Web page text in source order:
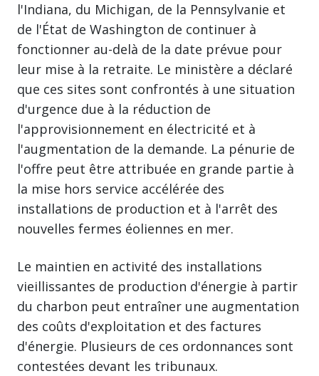
l'Indiana, du Michigan, de la Pennsylvanie et
de l'État de Washington de continuer à
fonctionner au-delà de la date prévue pour
leur mise à la retraite. Le ministère a déclaré
que ces sites sont confrontés à une situation
d'urgence due à la réduction de
l'approvisionnement en électricité et à
l'augmentation de la demande. La pénurie de
l'offre peut être attribuée en grande partie à
la mise hors service accélérée des
installations de production et à l'arrêt des
nouvelles fermes éoliennes en mer.
Le maintien en activité des installations
vieillissantes de production d'énergie à partir
du charbon peut entraîner une augmentation
des coûts d'exploitation et des factures
d'énergie. Plusieurs de ces ordonnances sont
contestées devant les tribunaux.